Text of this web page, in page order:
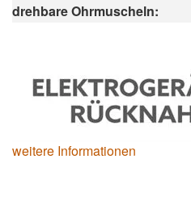
drehbare Ohrmuscheln:
weitere Informationen